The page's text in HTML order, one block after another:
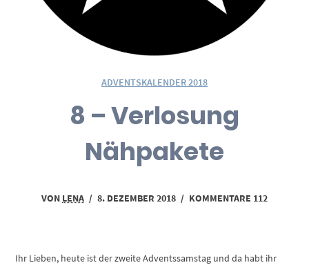
ADVENTSKALENDER 2018
8 – Verlosung
Nähpakete
VON LENA / 8. DEZEMBER 2018 / KOMMENTARE 112
Ihr Lieben, heute ist der zweite Adventssamstag und da habt ihr